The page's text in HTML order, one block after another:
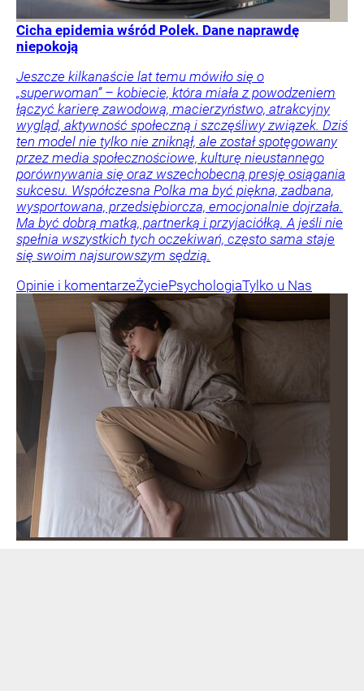
Cicha epidemia wśród Polek. Dane naprawdę
niepokoją
Jeszcze kilkanaście lat temu mówiło się o
„superwoman” – kobiecie, która miała z powodzeniem
łączyć karierę zawodową, macierzyństwo, atrakcyjny
wygląd, aktywność społeczną i szczęśliwy związek. Dziś
ten model nie tylko nie zniknął, ale został spotęgowany
przez media społecznościowe, kulturę nieustannego
porównywania się oraz wszechobecną presję osiągania
sukcesu. Współczesna Polka ma być piękna, zadbana,
wysportowana, przedsiębiorcza, emocjonalnie dojrzała.
Ma być dobrą matką, partnerką i przyjaciółką. A jeśli nie
spełnia wszystkich tych oczekiwań, często sama staje
się swoim najsurowszym sędzią.
Opinie i komentarzeŻyciePsychologiaTylko u Nas